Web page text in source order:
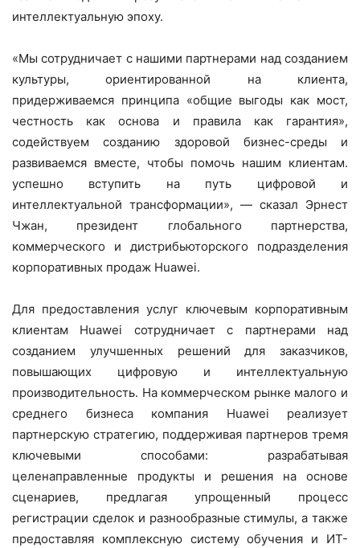
интеллектуальную эпоху.
«Мы сотрудничает с нашими партнерами над созданием
культуры, ориентированной на клиента,
придерживаемся принципа «общие выгоды как мост,
честность как основа и правила как гарантия»,
содействуем созданию здоровой бизнес-среды и
развиваемся вместе, чтобы помочь нашим клиентам.
успешно вступить на путь цифровой и
интеллектуальной трансформации», — сказал Эрнест
Чжан, президент глобального партнерства,
коммерческого и дистрибьюторского подразделения
корпоративных продаж Huawei.
Для предоставления услуг ключевым корпоративным
клиентам Huawei сотрудничает с партнерами над
созданием улучшенных решений для заказчиков,
повышающих цифровую и интеллектуальную
производительность. На коммерческом рынке малого и
среднего бизнеса компания Huawei реализует
партнерскую стратегию, поддерживая партнеров тремя
ключевыми способами: разрабатывая
целенаправленные продукты и решения на основе
сценариев, предлагая упрощенный процесс
регистрации сделок и разнообразные стимулы, а также
предоставляя комплексную систему обучения и ИТ-